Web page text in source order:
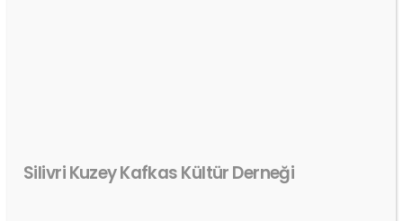
Silivri Kuzey Kafkas Kültür Derneği